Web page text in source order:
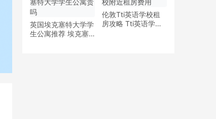
英国埃克塞特大学学
生公寓推荐 埃克塞
伦敦Tti英语学校租
房攻略 Tti英语学校